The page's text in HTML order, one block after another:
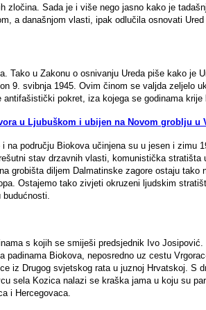
zločina. Sada je i više nego jasno kako je
a današnjom vlasti, ipak odlučila osnovati Ured
Tako u Zakonu o osnivanju Ureda piše kako je
9. svibnja 1945. Ovim činom se valjda zeljelo
pokret, iza kojega se godinama
u Ljubuškom i ubijen na Novom groblju u
na području Biokova učinjena su u jesen i zimu
stav drzavnih vlasti, komunistička stratišta
grobišta diljem Dalmatinske zagore ostaju tako
Ostajemo tako zivjeti okruzeni ljudskim
s kojih se smiješi predsjednik Ivo
padinama Biokova, neposredno uz cestu
iz Drugog svjetskog rata u juznoj Hrvatskoj. S
sela Kozica nalazi se kraška jama u koju su
i Hercegovaca.